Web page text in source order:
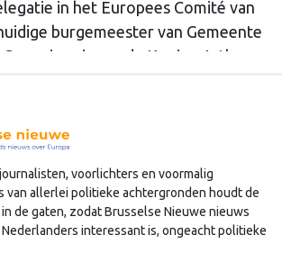
in het Europees Comité van
burgemeester van Gemeente
van de Koning Arthur
behoorlijk succesvol in hun
en dat komt vooral omdat …
voorlichters en voormalig
van allerlei politieke achtergronden houdt de
de gaten, zodat Brusselse Nieuwe nieuws
interessant is, ongeacht politieke